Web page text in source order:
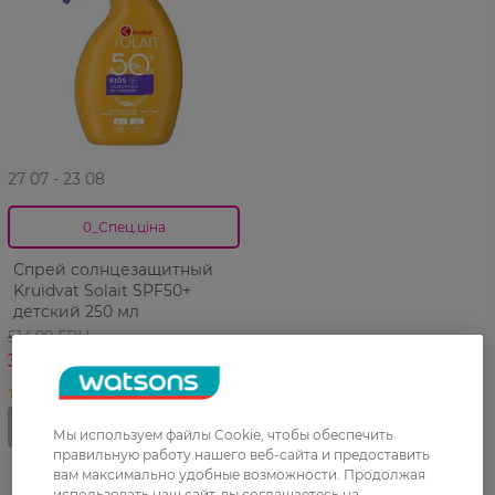
27 07 - 23 08
0_Спец.ціна
Спрей солнцезащитный
Kruidvat Solait SPF50+
детский 250 мл
514,99 ГРН
308,99 ГРН
Мы используем файлы Cookie, чтобы обеспечить
правильную работу нашего веб-сайта и предоставить
вам максимально удобные возможности. Продолжая